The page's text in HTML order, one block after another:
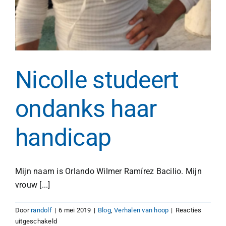
Nicolle studeert
ondanks haar
handicap
Mijn naam is Orlando Wilmer Ramírez Bacilio. Mijn
vrouw [...]
Doorrandolf | 6 mei 2019 | Blog,Verhalen van hoop | Reacties
uitgeschakeldvoor